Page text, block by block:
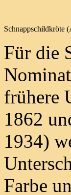
Schnappschildkröte
Für die
frühere
1862
1934)
Farbe